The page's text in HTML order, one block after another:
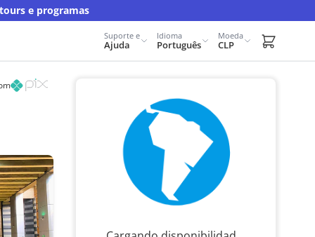
e programas
Suporte e
Ajuda
Idioma
Português
Moeda
CLP Carrito